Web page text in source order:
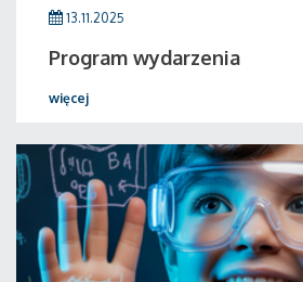
13.11.2025
Program wydarzenia
więcej